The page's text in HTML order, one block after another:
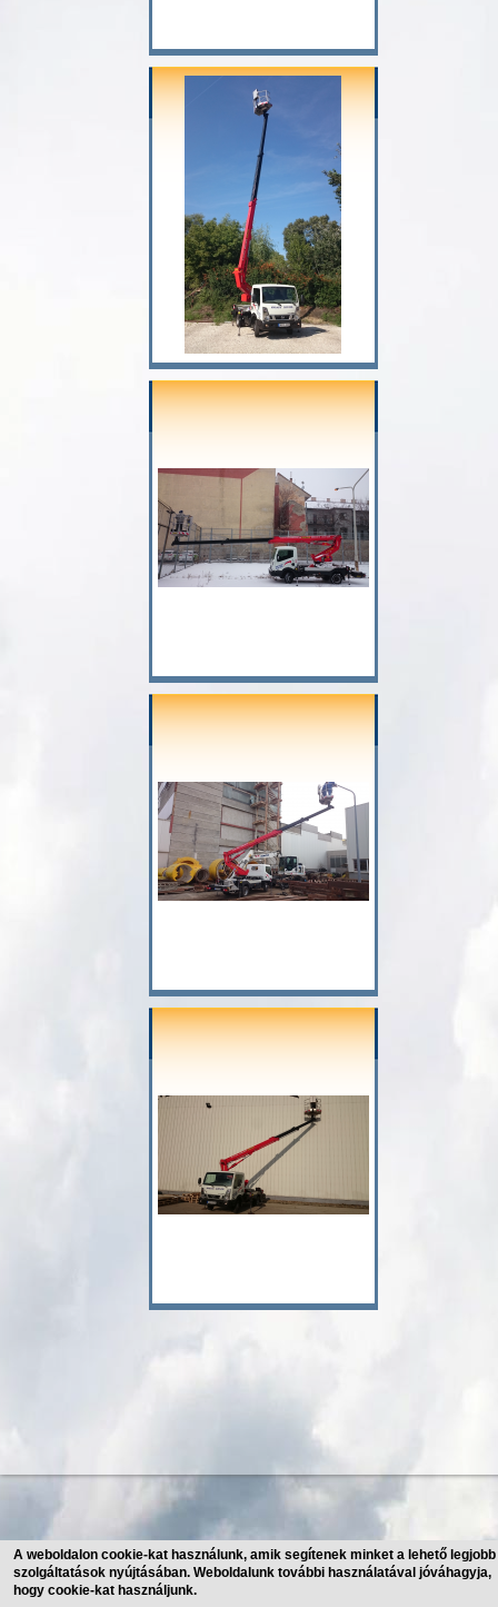
A weboldalon cookie-kat használunk, amik segítenek minket a lehető legjobb
szolgáltatások nyújtásában. Weboldalunk további használatával jóváhagyja,
hogy cookie-kat használjunk.